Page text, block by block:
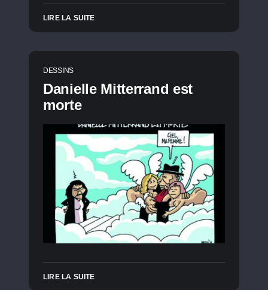
LIRE LA SUITE
DESSINS
Danielle Mitterrand est
morte
LIRE LA SUITE